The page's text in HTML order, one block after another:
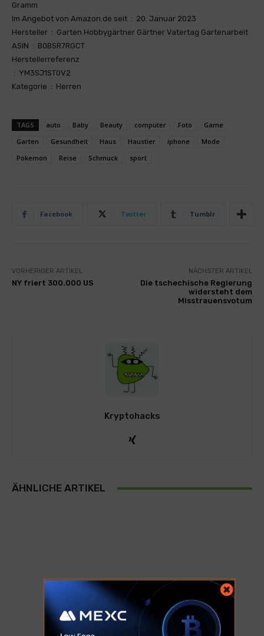
Gramm
Im Angebot von Amazon.de seit ‏ : ‎ 20. Januar 2023
Hersteller ‏ : ‎ Garten Hobbygärtner Gärtner Vatertag Gartenarbeit
ASIN ‏ : ‎ B0BSR7RGCT
Herstellerreferenz
‏ : ‎ YM3SJ1ST0V2
Kategorie ‏ : ‎ Herren
TAGS auto Baby Beauty computer Foto
Game
Garten
Gesundheit Haus Haustier iphone
Mode
Pokemon
Reise Schmuck sport
Facebook Twitter Tumblr
VORHERIGER ARTIKEL
NY friert 300.000 US
NÄCHSTER ARTIKEL
Die tschechische Regierung
widersteht dem
Misstrauensvotum
Kryptohacks
ÄHNLICHE ARTIKEL